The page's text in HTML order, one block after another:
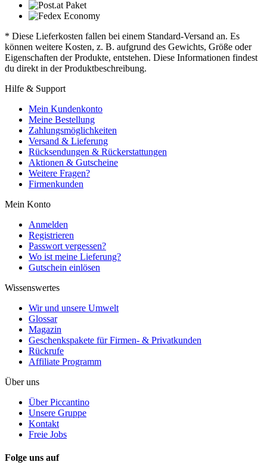
* Diese Lieferkosten fallen bei einem Standard-Versand an. Es
können weitere Kosten, z. B. aufgrund des Gewichts, Größe oder
Eigenschaften der Produkte, entstehen. Diese Informationen findest
du direkt in der Produktbeschreibung.
Hilfe & Support
Mein Kundenkonto
Meine Bestellung
Zahlungsmöglichkeiten
Versand & Lieferung
Rücksendungen & Rückerstattungen
Aktionen & Gutscheine
Weitere Fragen?
Firmenkunden
Mein Konto
Anmelden
Registrieren
Passwort vergessen?
Wo ist meine Lieferung?
Gutschein einlösen
Wissenswertes
Wir und unsere Umwelt
Glossar
Magazin
Geschenkspakete für Firmen- & Privatkunden
Rückrufe
Affiliate Programm
Über uns
Über Piccantino
Unsere Gruppe
Kontakt
Freie Jobs
Folge uns auf